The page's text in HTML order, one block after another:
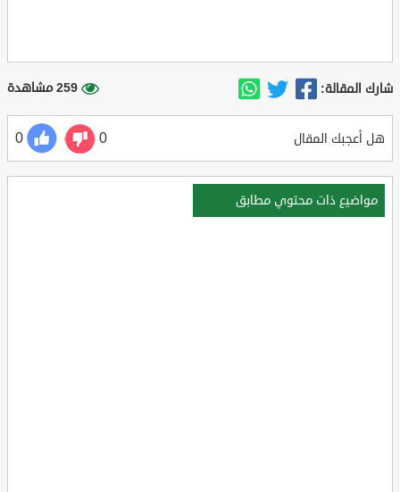
شارك المقالة: 259 مشاهدة
هل أعجبك المقال 0
0
مواضيع ذات محتوي مطابق